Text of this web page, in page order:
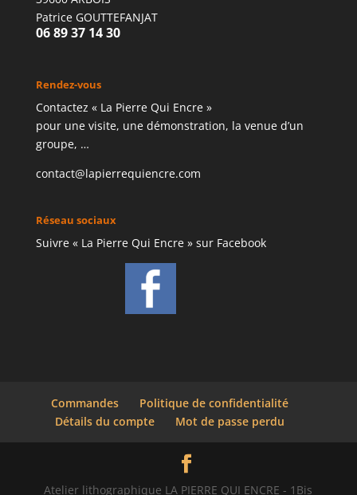
Patrice GOUTTEFANJAT
06 89 37 14 30
Rendez-vous
Contactez « La Pierre Qui Encre »
pour une visite, une démonstration, la venue d’un
groupe, …
contact@lapierrequiencre.com
Réseau sociaux
Suivre « La Pierre Qui Encre » sur Facebook
Commandes
Politique de confidentialité
Détails du compte
Mot de passe perdu
Atelier lithographique LA PIERRE QUI ENCRE - 1Bis